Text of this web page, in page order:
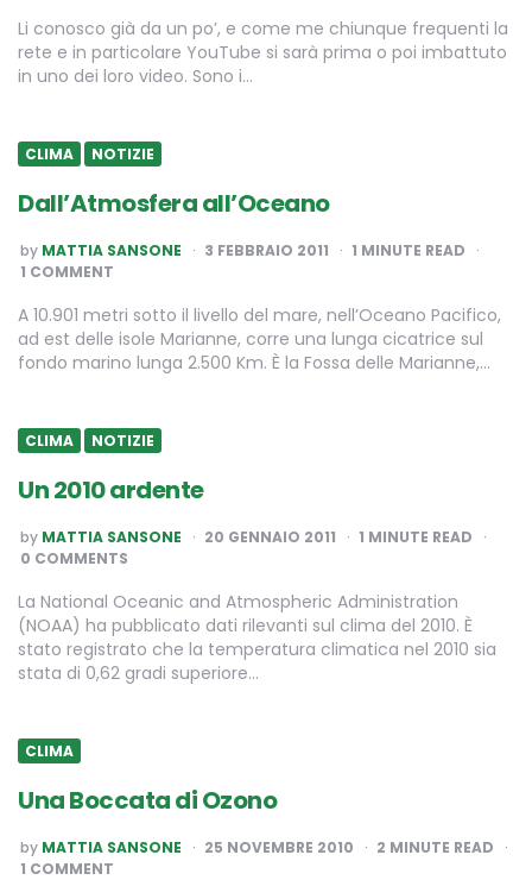
Li conosco già da un po’, e come me chiunque frequenti la
rete e in particolare YouTube si sarà prima o poi imbattuto
in uno dei loro video. Sono i…
CLIMA NOTIZIE
Dall’Atmosfera all’Oceano
POSTED
BY
by MATTIA SANSONE 3 FEBBRAIO 2011 1 MINUTE READ
1 COMMENT
A 10.901 metri sotto il livello del mare, nell’Oceano Pacifico,
ad est delle isole Marianne, corre una lunga cicatrice sul
fondo marino lunga 2.500 Km. È la Fossa delle Marianne,…
CLIMA NOTIZIE
Un 2010 ardente
POSTED
BY
by MATTIA SANSONE 20 GENNAIO 2011 1 MINUTE READ
0 COMMENTS
La National Oceanic and Atmospheric Administration
(NOAA) ha pubblicato dati rilevanti sul clima del 2010. È
stato registrato che la temperatura climatica nel 2010 sia
stata di 0,62 gradi superiore…
CLIMA
Una Boccata di Ozono
POSTED
BY
by MATTIA SANSONE 25 NOVEMBRE 2010 2 MINUTE READ
1 COMMENT